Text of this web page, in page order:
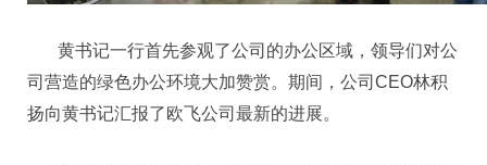
黄书记一行首先参观了公司的办公区域，领导们对公
司营造的绿色办公环境大加赞赏。期间，公司CEO林积
扬向黄书记汇报了欧飞公司最新的进展。